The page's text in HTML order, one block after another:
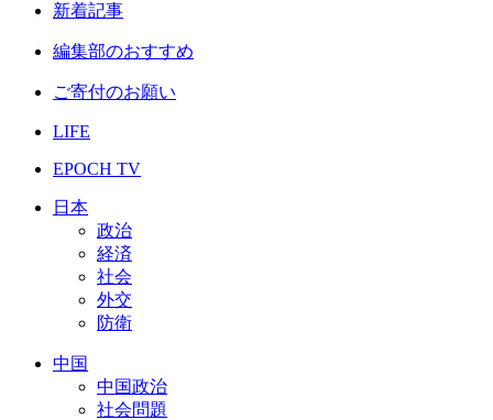
新着記事
編集部のおすすめ
ご寄付のお願い
LIFE
EPOCH TV
日本
政治
経済
社会
外交
防衛
中国
中国政治
社会問題